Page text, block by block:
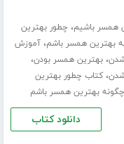
همسر باشیم، چطور بهترین
بهترین همسر باشم،آموزش
،بهترین همسر بودن،
،کتاب چطور بهترین
چگونه بهترین همسر باشم
دانلود کتاب